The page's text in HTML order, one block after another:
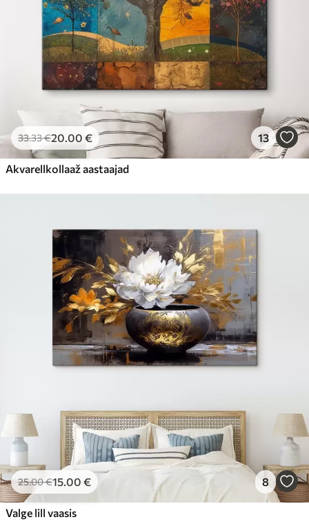
33.33€20.00 € 13
Akvarellkollaaž aastaajad
25.00€15.00 € 8
Valge lill vaasis